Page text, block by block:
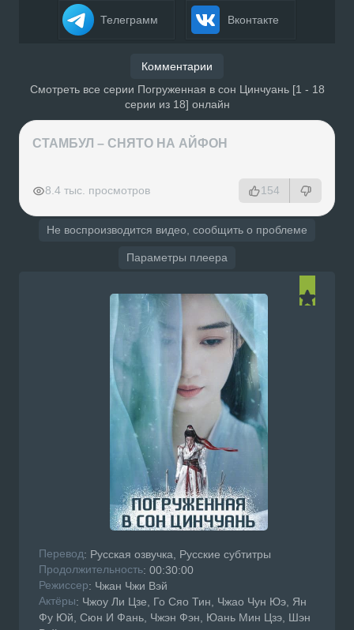
Телеграмм Вконтакте
Комментарии
Смотреть все серии Погруженная в сон Цинчуань [1 - 18
серии из 18] онлайн
СТАМБУЛ – СНЯТО НА АЙФОН
8.4 тыс. просмотров 154
Не воспроизводится видео, сообщить о проблеме
Параметры плеера
Перевод: Русская озвучка, Русские субтитры
Продолжительность: 00:30:00
Режисcер: Чжан Чжи Вэй
Актёры: Чжоу Ли Цзе, Го Сяо Тин, Чжао Чун Юэ, Ян
Фу Юй, Сюн И Фань, Чжэн Фэн, Юань Мин Цзэ, Шэн